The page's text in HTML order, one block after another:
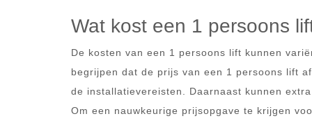
Wat kost een 1 persoons
De kosten van een 1 persoons lift kunnen
begrijpen dat de prijs van een 1 persoons lift
de installatievereisten. Daarnaast kunnen
Om een nauwkeurige prijsopgave te krijgen